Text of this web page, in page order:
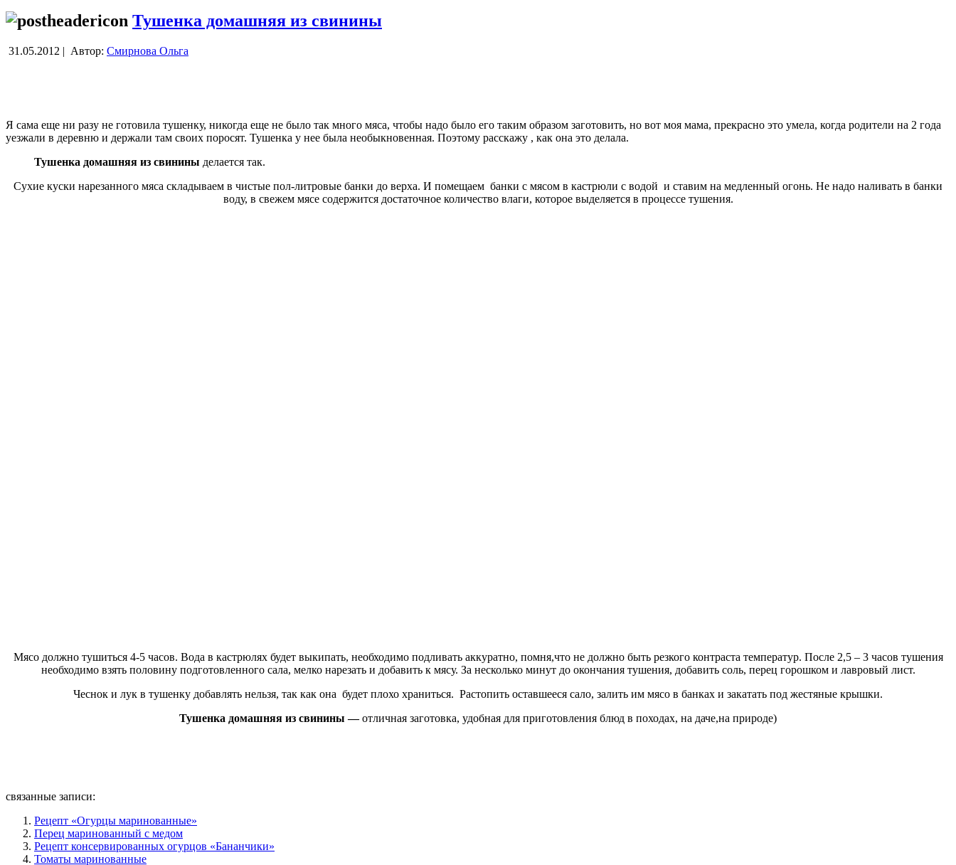
Тушенка домашняя из свинины
31.05.2012 | Автор: Смирнова Ольга
Я сама еще ни разу не готовила тушенку, никогда еще не было так много мяса, чтобы надо было его таким образом заготовить, но вот моя мама, прекрасно это умела, когда родители на 2 года
уезжали в деревню и держали там своих поросят. Тушенка у нее была необыкновенная. Поэтому расскажу , как она это делала.
Тушенка домашняя из свинины делается так.
Сухие куски нарезанного мяса складываем в чистые пол-литровые банки до верха. И помещаем банки с мясом в кастрюли с водой и ставим на медленный огонь. Не надо наливать в банки
воду, в свежем мясе содержится достаточное количество влаги, которое выделяется в процессе тушения.
Мясо должно тушиться 4-5 часов. Вода в кастрюлях будет выкипать, необходимо подливать аккуратно, помня,что не должно быть резкого контраста температур. После 2,5 – 3 часов тушения
необходимо взять половину подготовленного сала, мелко нарезать и добавить к мясу. За несколько минут до окончания тушения, добавить соль, перец горошком и лавровый лист.
Чеснок и лук в тушенку добавлять нельзя, так как она будет плохо храниться. Растопить оставшееся сало, залить им мясо в банках и закатать под жестяные крышки.
Тушенка домашняя из свинины —отличная заготовка, удобная для приготовления блюд в походах, на даче,на природе)
связанные записи:
Рецепт «Огурцы маринованные»
Перец маринованный с медом
Рецепт консервированных огурцов «Бананчики»
Томаты маринованные